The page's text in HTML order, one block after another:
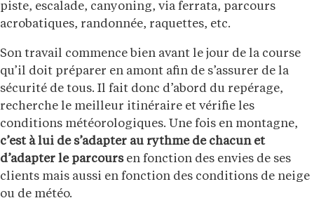
piste, escalade, canyoning, via ferrata, parcours
acrobatiques, randonnée, raquettes, etc.
Son travail commence bien avant le jour de la course
qu’il doit préparer en amont afin de s’assurer de la
sécurité de tous. Il fait donc d’abord du repérage,
recherche le meilleur itinéraire et vérifie les
conditions météorologiques. Une fois en montagne,
c’est à lui de s’adapter au rythme de chacun et
d’adapter le parcoursen fonction des envies de ses
clients mais aussi en fonction des conditions de neige
ou de météo.